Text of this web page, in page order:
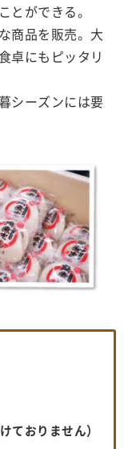
とができる。
商品を販売。大
卓にもピッタリ
シーズンには要
ておりません）